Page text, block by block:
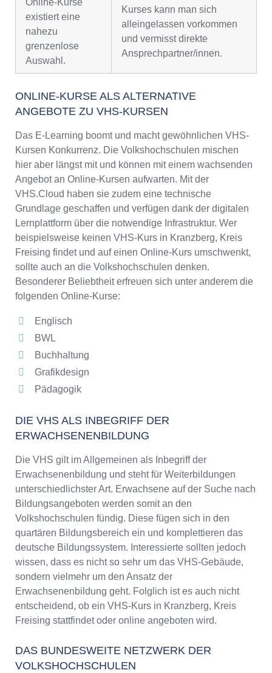
Online-Kurse
existiert eine
nahezu
grenzenlose
Auswahl.
Kurses kann man sich
alleingelassen vorkommen
und vermisst direkte
Ansprechpartner/innen.
ONLINE-KURSE ALS ALTERNATIVE
ANGEBOTE ZU VHS-KURSEN
Das E-Learning boomt und macht gewöhnlichen VHS-
Kursen Konkurrenz. Die Volkshochschulen mischen
hier aber längst mit und können mit einem wachsenden
Angebot an Online-Kursen aufwarten. Mit der
VHS.Cloud haben sie zudem eine technische
Grundlage geschaffen und verfügen dank der digitalen
Lernplattform über die notwendige Infrastruktur. Wer
beispielsweise keinen VHS-Kurs in Kranzberg, Kreis
Freising findet und auf einen Online-Kurs umschwenkt,
sollte auch an die Volkshochschulen denken.
Besonderer Beliebtheit erfreuen sich unter anderem die
folgenden Online-Kurse:
Englisch
BWL
Buchhaltung
Grafikdesign
Pädagogik
DIE VHS ALS INBEGRIFF DER
ERWACHSENENBILDUNG
Die VHS gilt im Allgemeinen als Inbegriff der
Erwachsenenbildung und steht für Weiterbildungen
unterschiedlichster Art. Erwachsene auf der Suche nach
Bildungsangeboten werden somit an den
Volkshochschulen fündig. Diese fügen sich in den
quartären Bildungsbereich ein und komplettieren das
deutsche Bildungssystem. Interessierte sollten jedoch
wissen, dass es nicht so sehr um das VHS-Gebäude,
sondern vielmehr um den Ansatz der
Erwachsenenbildung geht. Folglich ist es auch nicht
entscheidend, ob ein VHS-Kurs in Kranzberg, Kreis
Freising stattfindet oder online angeboten wird.
DAS BUNDESWEITE NETZWERK DER
VOLKSHOCHSCHULEN